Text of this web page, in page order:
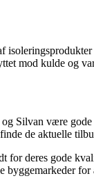
mod kulde og
Silvan være
de aktuelle
for deres gode
byggemarkeder for